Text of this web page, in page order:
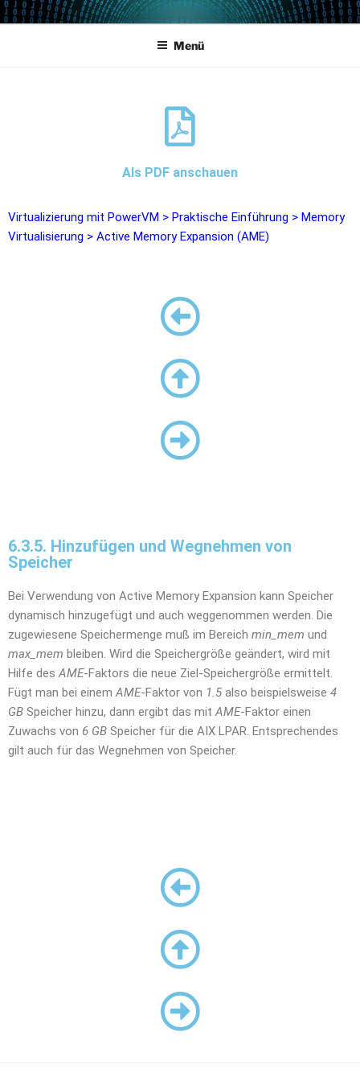
POWERCAMPUS 01
Home of the LPAR-Tool
Menü
Als PDF anschauen
Virtualizierung mit PowerVM > Praktische Einführung > Memory
Virtualisierung > Active Memory Expansion (AME)
6.3.5. Hinzufügen und Wegnehmen von
Speicher
Bei Verwendung von Active Memory Expansion kann Speicher
dynamisch hinzugefügt und auch weggenommen werden. Die
zugewiesene Speichermenge muß im Bereich min_mem und
max_mem bleiben. Wird die Speichergröße geändert, wird mit
Hilfe desAME-Faktors die neue Ziel-Speichergröße ermittelt.
Fügt man bei einemAME-Faktor von 1.5also beispielsweise 4
GB Speicher hinzu, dann ergibt das mitAME-Faktor einen
Zuwachs von 6 GB Speicher für die AIX LPAR. Entsprechendes
gilt auch für das Wegnehmen von Speicher.